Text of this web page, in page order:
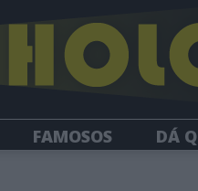
FAMOSOS DÁ